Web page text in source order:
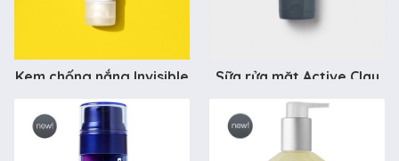
Kem chống nắng Invisible
1.950.000 đ
Sữa rửa mặt Active Clay
1.410.000 đ